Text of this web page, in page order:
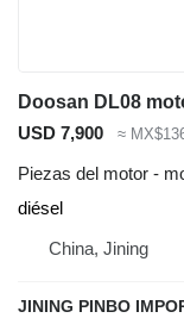
USD 7,900 ≈
Piezas del motor -
diésel
China, Jining
JINING PINBO